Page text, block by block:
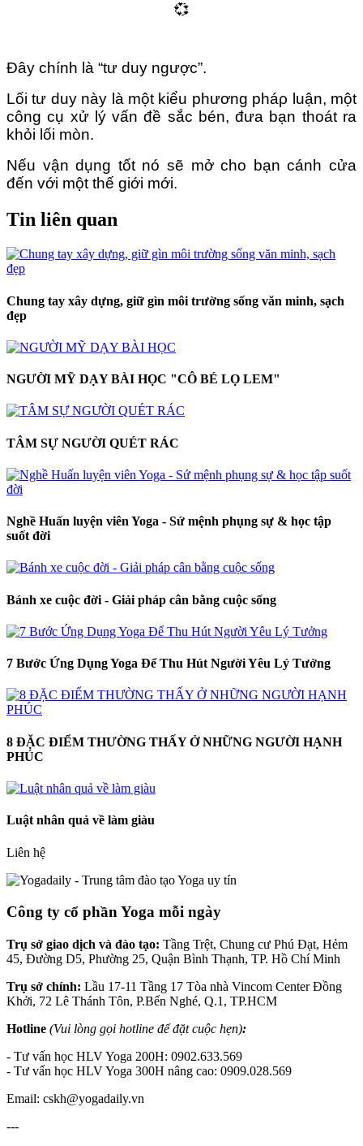
💞
Đây chính là “tư duy ngược”.
Lối tư duy này là một kiểu phương pháρ luận, một
công cụ xử lý vấn đề sắc bén, đưa bạn thoát ra
khỏi lối mòn.
Nếu vận dụng tốt nó sẽ mở cho bạn cánh cửa
đến với một thế giới mới.
Tin liên quan
Chung tay xây dựng, giữ gìn môi trường sống văn minh, sạch
đẹp
NGƯỜI MỸ DẠY BÀI HỌC "CÔ BÉ LỌ LEM"
TÂM SỰ NGƯỜI QUÉT RÁC
Nghề Huấn luyện viên Yoga - Sứ mệnh phụng sự & học tập
suốt đời
Bánh xe cuộc đời - Giải pháp cân bằng cuộc sống
7 Bước Ứng Dụng Yoga Để Thu Hút Người Yêu Lý Tưởng
8 ĐẶC ĐIỂM THƯỜNG THẤY Ở NHỮNG NGƯỜI HẠNH
PHÚC
Luật nhân quả về làm giàu
Liên hệ
Công ty cổ phần Yoga mỗi ngày
Trụ sở giao dịch và đào tạo: Tầng Trệt, Chung cư Phú Đạt, Hẻm
45, Đường D5, Phường 25, Quận Bình Thạnh, TP. Hồ Chí Minh
Trụ sở chính: Lầu 17-11 Tầng 17 Tòa nhà Vincom Center Đồng
Khởi, 72 Lê Thánh Tôn, P.Bến Nghé, Q.1, TP.HCM
Hotline (Vui lòng gọi hotline để đặt cuộc hẹn):
- Tư vấn học HLV Yoga 200H: 0902.633.569
- Tư vấn học HLV Yoga 300H nâng cao: 0909.028.569
Email: cskh@yogadaily.vn
---